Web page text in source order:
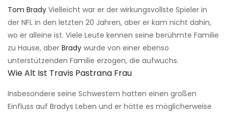
Tom Brady Vielleicht war er der wirkungsvollste Spieler in
der NFL in den letzten 20 Jahren, aber er kam nicht dahin,
wo er alleine ist. Viele Leute kennen seine berühmte Familie
zu Hause, aber Brady wurde von einer ebenso
unterstützenden Familie erzogen, die aufwuchs.
Wie Alt Ist Travis Pastrana Frau
Insbesondere seine Schwestern hatten einen großen
Einfluss auf Bradys Leben und er hätte es möglicherweise